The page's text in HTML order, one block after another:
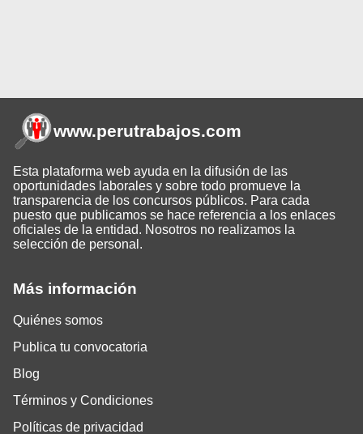
Más información
Quiénes somos
Publica tu convocatoria
Blog
Términos y Condiciones
Políticas de privacidad
www.perutrabajos.com
Esta plataforma web ayuda en la difusión de las
oportunidades laborales y sobre todo promueve la
transparencia de los concursos públicos. Para cada
puesto que publicamos se hace referencia a los enlaces
oficiales de la entidad. Nosotros no realizamos la
selección de personal.